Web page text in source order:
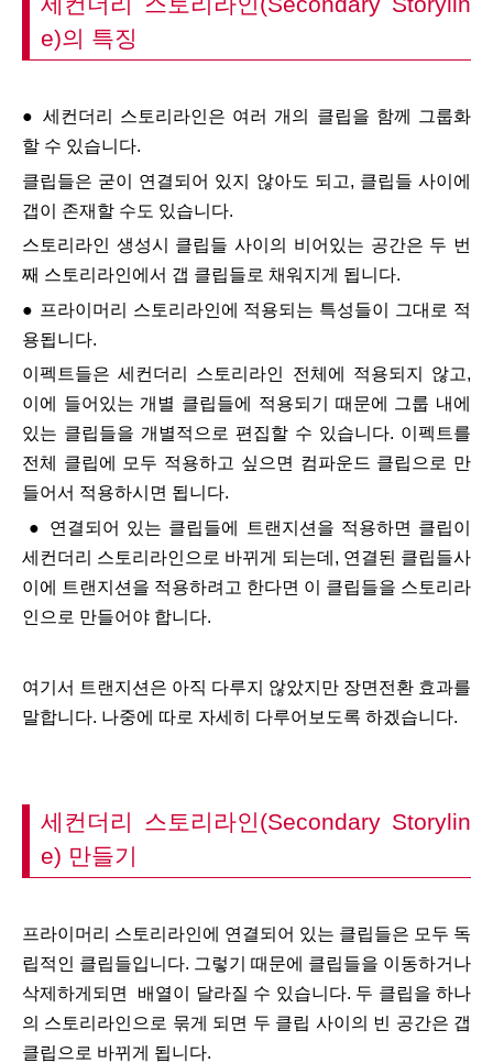
e)의 특징
● 세컨더리 스토리라인은 여러 개의 클립을 함께 그룹화
할 수 있습니다.
클립들은 굳이 연결되어 있지 않아도 되고, 클립들 사이에
갭이 존재할 수도 있습니다.
스토리라인 생성시 클립들 사이의 비어있는 공간은 두 번
째 스토리라인에서 갭 클립들로 채워지게 됩니다.
● 프라이머리 스토리라인에 적용되는 특성들이 그대로 적
용됩니다.
이펙트들은 세컨더리 스토리라인 전체에 적용되지 않고,
이에 들어있는 개별 클립들에 적용되기 때문에 그룹 내에
있는 클립들을 개별적으로 편집할 수 있습니다. 이펙트를
전체 클립에 모두 적용하고 싶으면 컴파운드 클립으로 만
들어서 적용하시면 됩니다.
● 연결되어 있는 클립들에 트랜지션을 적용하면 클립이
세컨더리 스토리라인으로 바뀌게 되는데, 연결된 클립들사
이 에 트랜지션을 적용하려고 한다면 이 클립들을 스토리라
인으로 만들어야 합니다.
여기서 트랜지션은 아직 다루지 않았지만 장면전환 효과를
말합니다. 나중에 따로 자세히 다루어보도록 하겠습니다.
세컨더리 스토리라인(Secondary Storylin
e) 만들기
프라이머리 스토리라인에 연결되어 있는 클립들은 모두 독
립적인 클립들입니다. 그렇기 때문에 클립들을 이동하거나
삭제하게되면 배열이 달라질 수 있습니다. 두 클립을 하나
의 스토리라인으로 묶게 되면 두 클립 사이의 빈 공간은 갭
클립으로 바뀌게 됩니다.